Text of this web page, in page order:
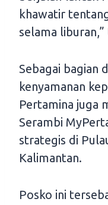
khawatir
selama
Sebagai bagian
kenyamanan
Pertamina juga
Serambi
strategis di
Kalimantan.
Posko ini